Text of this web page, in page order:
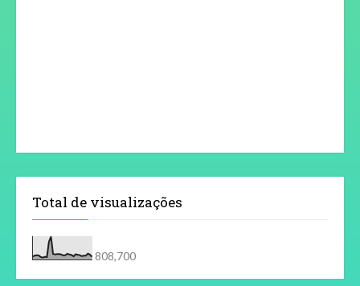
Total de visualizações
808,700